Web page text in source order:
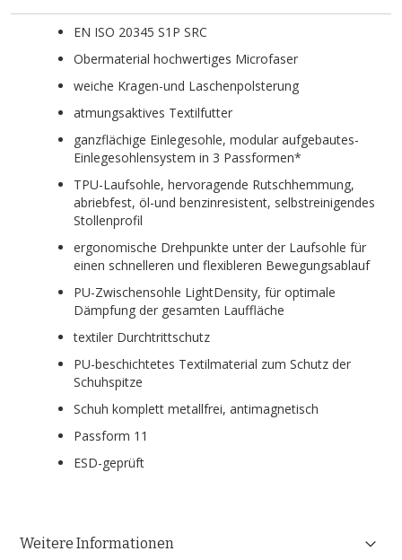
EN ISO 20345 S1P SRC
Obermaterial hochwertiges Microfaser
weiche Kragen-und Laschenpolsterung
atmungsaktives Textilfutter
ganzflächige Einlegesohle, modular aufgebautes-
Einlegesohlensystem in 3 Passformen*
TPU-Laufsohle, hervoragende Rutschhemmung,
abriebfest, öl-und benzinresistent, selbstreinigendes
Stollenprofil
ergonomische Drehpunkte unter der Laufsohle für
einen schnelleren und flexibleren Bewegungsablauf
PU-Zwischensohle LightDensity, für optimale
Dämpfung der gesamten Lauffläche
textiler Durchtrittschutz
PU-beschichtetes Textilmaterial zum Schutz der
Schuhspitze
Schuh komplett metallfrei, antimagnetisch
Passform 11
ESD-geprüft
Weitere Informationen